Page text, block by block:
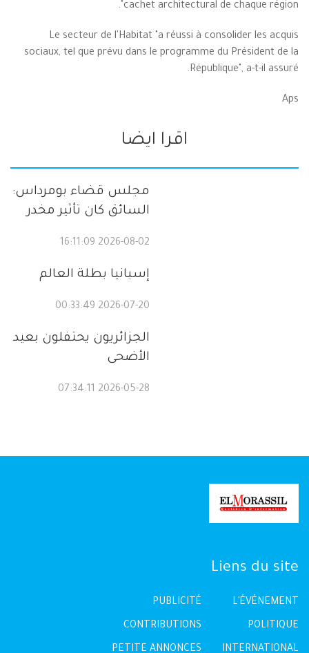
cachet architectural de chaque région".
Le secteur de l'Habitat "a réussi à consolider les acquis
sociaux, tel que prévu dans le programme du Président de la
République", a-t-il assuré.
Aps
اقرا ايضا
مجلس قضاء بومرداس:
السائق كان تأثير مخدر
2026-08-02 16:11:09
إسبانيا بطلة العالم
2026-07-20 00:33:49
الجزائريون يحتفلون بعيد
الأضحى
2026-05-28 07:34:11
Liens du site
L'ÉVÉNEMENT
POLITIQUE
INTERNATIONAL
PUBLICITÉ
CONTRIBUTIONS
PETITE ANNONCES